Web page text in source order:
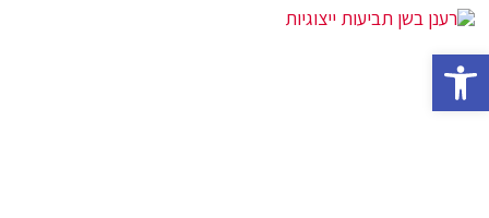
פתח סרגל נגישות